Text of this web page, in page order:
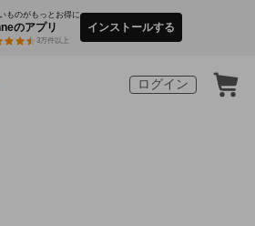
ものがもっとお得に
のアプリ
3万件以上
インストールする
ログイン